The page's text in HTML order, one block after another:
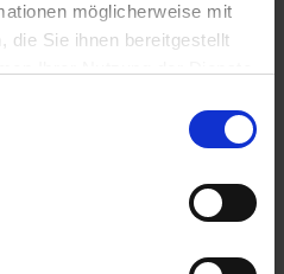
möglicherweise mit
die Sie ihnen bereitgestellt
weiterhin nutzen.
jedes Einzelteil
kann. Und das